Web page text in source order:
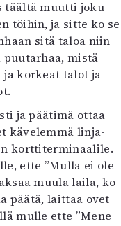
täältä muutti joku
töihin, ja sitte ko se
sitä taloa niin
mistä
korkeat talot ja
ja päätimä ottaa
kävelemmä linja-
korttiterminaalile.
ette ”Mulla ei ole
muula laila, ko
päätä, laittaa ovet
mulle ette ”Mene